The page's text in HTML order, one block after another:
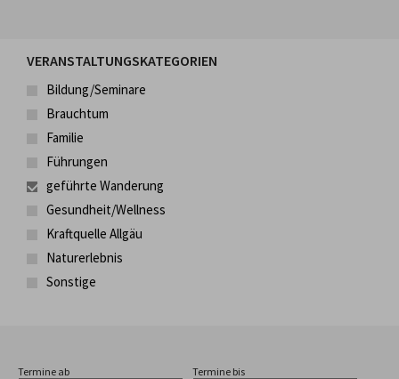
VERANSTALTUNGSKATEGORIEN
Bildung/Seminare
Brauchtum
Familie
Führungen
geführte Wanderung
Gesundheit/Wellness
Kraftquelle Allgäu
Naturerlebnis
Sonstige
Termine ab Termine bis